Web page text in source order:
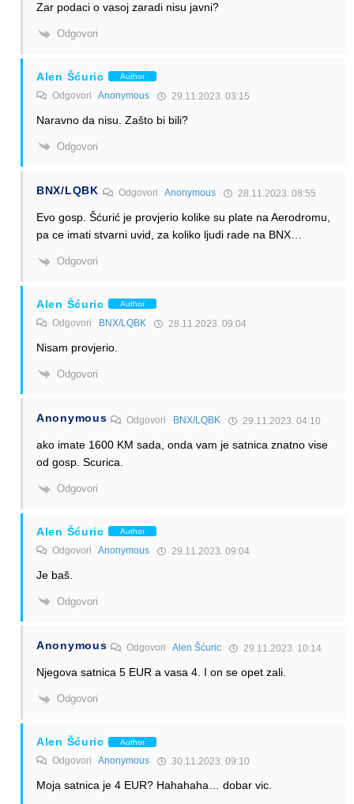
Zar podaci o vasoj zaradi nisu javni?
Odgovori
Alen Šćuric Author
Odgovori Anonymous 29.11.2023. 03:15
Naravno da nisu. Zašto bi bili?
Odgovori
BNX/LQBK Odgovori Anonymous 28.11.2023. 08:55
Evo gosp. Šćurić je provjerio kolike su plate na Aerodromu,
pa ce imati stvarni uvid, za koliko ljudi rade na BNX…
Odgovori
Alen Šćuric Author
Odgovori BNX/LQBK 28.11.2023. 09:04
Nisam provjerio.
Odgovori
Anonymous Odgovori BNX/LQBK 29.11.2023. 04:10
ako imate 1600 KM sada, onda vam je satnica znatno vise
od gosp. Scurica.
Odgovori
Alen Šćuric Author
Odgovori Anonymous 29.11.2023. 09:04
Je baš.
Odgovori
Anonymous OdgovoriAlen Šćuric 29.11.2023. 10:14
Njegova satnica 5 EUR a vasa 4. I on se opet zali.
Odgovori
Alen Šćuric Author
Odgovori Anonymous 30.11.2023. 09:10
Moja satnica je 4 EUR? Hahahaha… dobar vic.